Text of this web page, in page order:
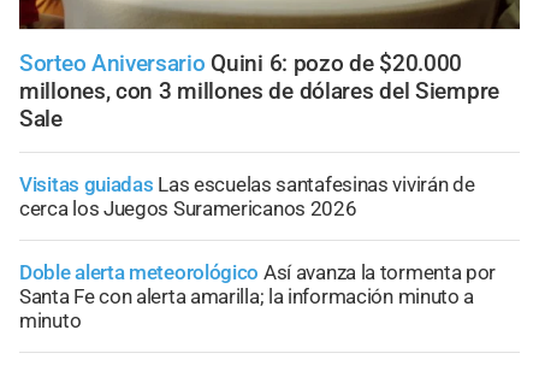
Sorteo Aniversario Quini 6: pozo de $20.000
millones, con 3 millones de dólares del Siempre
Sale
Visitas guiadas Las escuelas santafesinas vivirán de
cerca los Juegos Suramericanos 2026
Doble alerta meteorológico Así avanza la tormenta por
Santa Fe con alerta amarilla; la información minuto a
minuto